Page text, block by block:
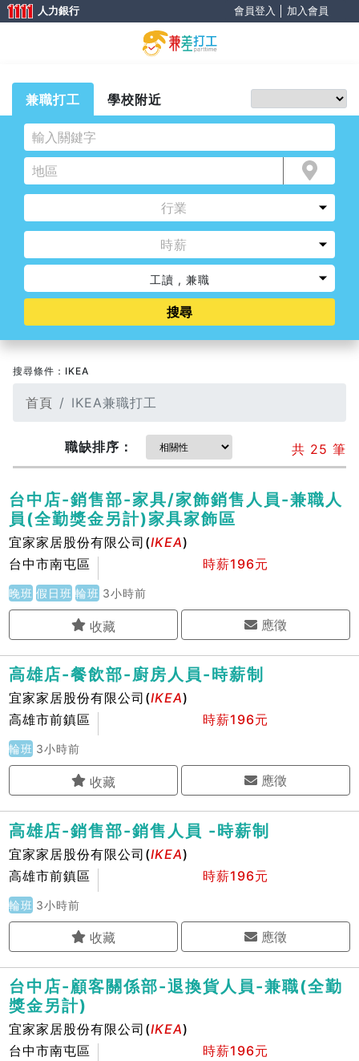
會員登入 加入會員
人力銀行
兼職打工 學校附近
時薪
工讀 兼職
搜尋
搜尋條件：IKEA
首頁 IKEA兼職打工
共 25 筆
職缺排序：
台中店-銷售部-家具/家飾銷售人員-兼職人
員(全勤獎金另計)家具家飾區
宜家家居股份有限公司(IKEA)
台中市南屯區
時薪196元
晚班 假日班 輪班 3小時前
應徵
高雄店-餐飲部-廚房人員-時薪制
宜家家居股份有限公司(IKEA)
高雄市前鎮區
時薪196元
輪班 3小時前
應徵
高雄店-銷售部-銷售人員 -時薪制
宜家家居股份有限公司(IKEA)
高雄市前鎮區
時薪196元
輪班 3小時前
應徵
台中店-顧客關係部-退換貨人員-兼職(全勤
獎金另計)
宜家家居股份有限公司(IKEA)
台中市南屯區
時薪196元